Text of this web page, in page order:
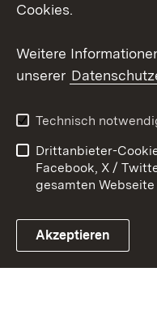
Youtube
Link zum Landesportal
Kontakt
Barrierefreiheit
Impressum
Cookies.
Weitere
unserer
Technisch
Drittanbieter-
Facebook, X /
gesamten
Akzeptieren